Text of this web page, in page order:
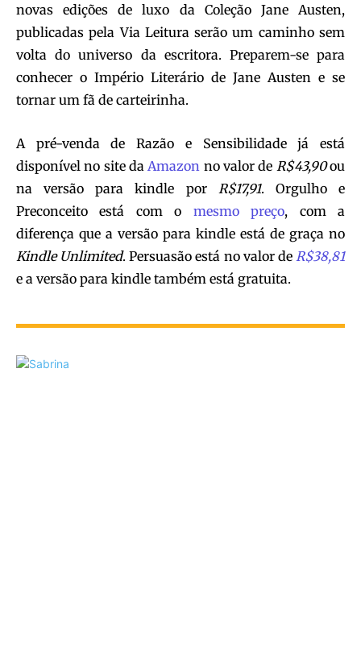
novas edições de luxo da Coleção Jane Austen,
publicadas pela Via Leitura serão um caminho sem
volta do universo da escritora. Preparem-se para
conhecer o Império Literário de Jane Austen e se
tornar um fã de carteirinha.
A pré-venda de Razão e Sensibilidade já está
disponível no site daAmazon no valor de R$43,90ou
na versão para kindle por R$17,91. Orgulho e
Preconceito está com o mesmo preço, com a
diferença que a versão para kindle está de graça no
Kindle Unlimited. Persuasão está no valor deR$38,81
e a versão para kindle também está gratuita.